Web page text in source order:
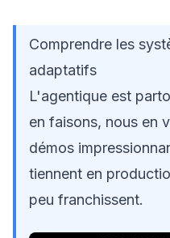
Comprendre les
adaptatifs
L'agentique est
en faisons, nous en
démos
tiennent en
peu franchissent.